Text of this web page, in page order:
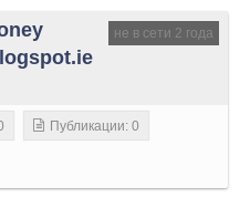
не в сети 2 года
Публикации: 0